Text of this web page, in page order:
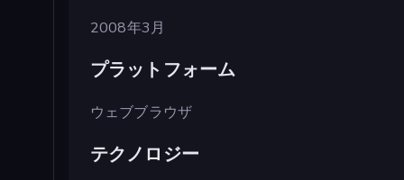
2008年3月
プラットフォーム
ウェブブラウザ
テクノロジー